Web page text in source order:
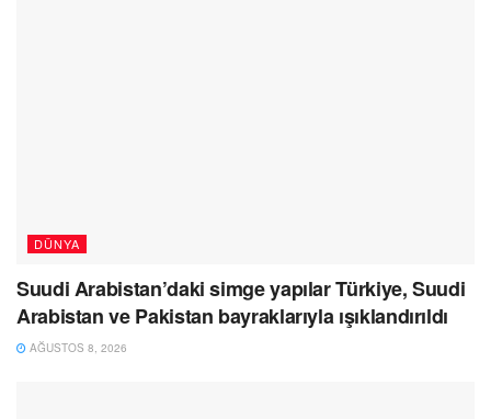
DÜNYA
Suudi Arabistan’daki simge yapılar Türkiye, Suudi
Arabistan ve Pakistan bayraklarıyla ışıklandırıldı
AĞUSTOS 8, 2026